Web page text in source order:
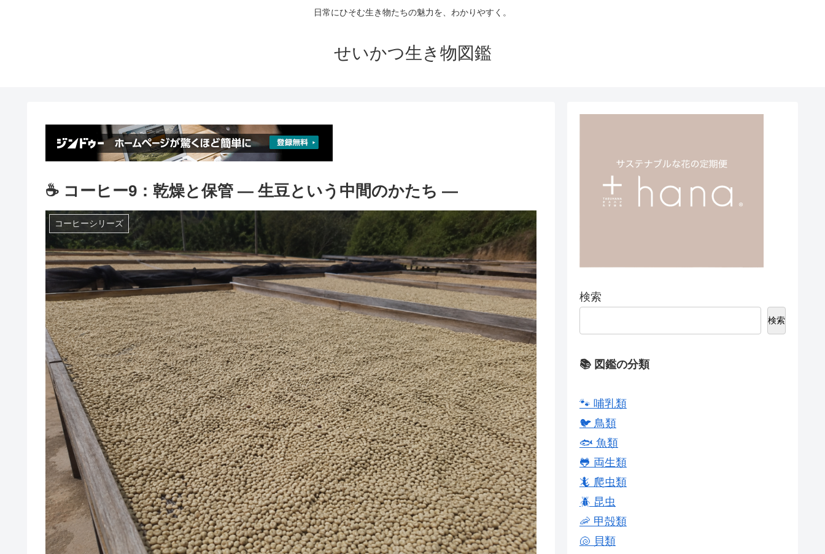
日常にひそむ生き物たちの魅力を、わかりやすく。
せいかつ生き物図鑑
☕ コーヒー9：乾燥と保管 ― 生豆という中間のかたち ―
コーヒーシリーズ
検索
検索
📚 図鑑の分類
🐾 哺乳類
🐦 鳥類
🐟 魚類
🐸 両生類
🦎 爬虫類
🪲 昆虫
🦐 甲殻類
🐚 貝類